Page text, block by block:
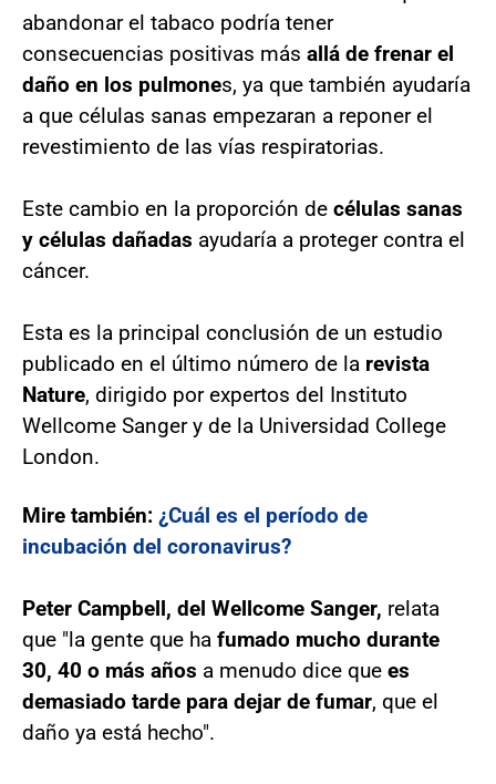
abandonar el tabaco podría tener
consecuencias positivas más allá de frenar el
daño en los pulmones, ya que también ayudaría
a que células sanas empezaran a reponer el
revestimiento de las vías respiratorias.
Este cambio en la proporción de células sanas
y células dañadas ayudaría a proteger contra el
cáncer.
Esta es la principal conclusión de un estudio
publicado en el último número de la revista
Nature, dirigido por expertos del Instituto
Wellcome Sanger y de la Universidad College
London.
Mire también: ¿Cuál es el período de
incubación del coronavirus?
Peter Campbell, del Wellcome Sanger, relata
que "la gente que ha fumado mucho durante
30, 40 o más años a menudo dice que es
demasiado tarde para dejar de fumar, que el
daño ya está hecho".